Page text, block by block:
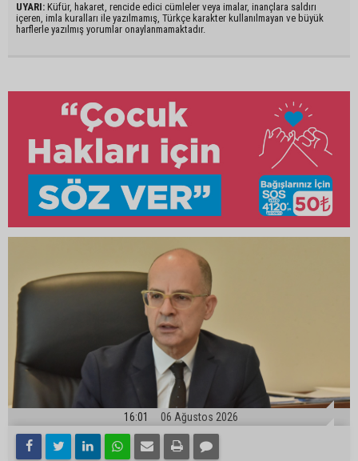
UYARI: Küfür, hakaret, rencide edici cümleler veya imalar, inançlara saldırı
içeren, imla kuralları ile yazılmamış, Türkçe karakter kullanılmayan ve büyük
harflerle yazılmış yorumlar onaylanmamaktadır.
16:01 06 Ağustos 2026